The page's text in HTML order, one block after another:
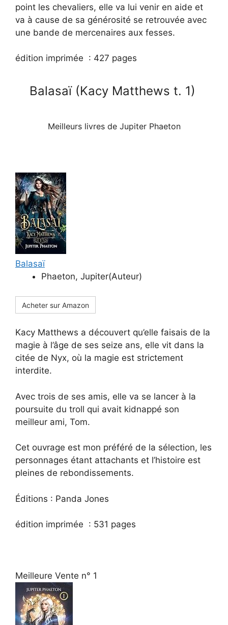
point les chevaliers, elle va lui venir en aide et
va à cause de sa générosité se retrouvée avec
une bande de mercenaires aux fesses.
édition imprimée : 427 pages
Balasaï (Kacy Matthews t. 1)
Meilleurs livres de Jupiter Phaeton
Balasaï
Phaeton, Jupiter(Auteur)
Acheter sur Amazon
Kacy Matthews a découvert qu’elle faisais de la
magie à l’âge de ses seize ans, elle vit dans la
citée de Nyx, où la magie est strictement
interdite.
Avec trois de ses amis, elle va se lancer à la
poursuite du troll qui avait kidnappé son
meilleur ami, Tom.
Cet ouvrage est mon préféré de la sélection, les
personnages étant attachants et l’histoire est
pleines de rebondissements.
Éditions : Panda Jones
édition imprimée : 531 pages
Meilleure Vente n° 1